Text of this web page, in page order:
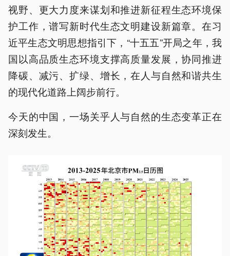
视野、更大力度来谋划和推进新征程生态环境保
护工作，谱写新时代生态文明建设新篇章。在习
近平生态文明思想指引下，“十五五”开局之年，我
国以高品质生态环境支撑高质量发展，协同推进
降碳、减污、扩绿、增长，在人与自然和谐共生
的现代化道路上阔步前行。
今天的中国，一场关乎人与自然的生态变革正在
深刻发生。